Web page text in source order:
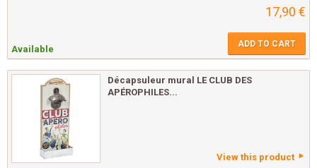
17,90 €
Available ADD TO CART
Décapsuleur mural LE CLUB DES
APÉROPHILES...
View this product